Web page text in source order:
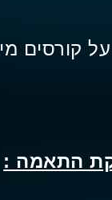
קורסים
התאמה :